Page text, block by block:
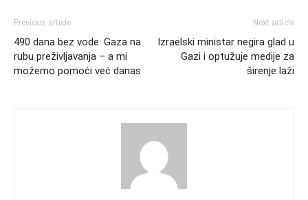
Previous article
490 dana bez vode: Gaza na
rubu preživljavanja – a mi
možemo pomoći već danas
Next article
Izraelski ministar negira glad u
Gazi i optužuje medije za
širenje laži